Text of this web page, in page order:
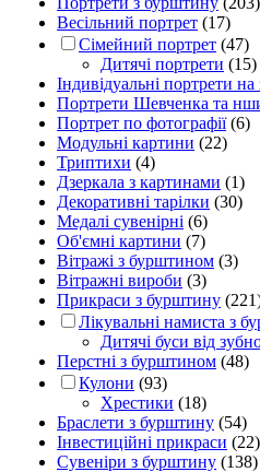
Весільний портрет (17)
Сімейний портрет (47)
Дитячі портрети (15)
Індивідуальні портрети
Портрети Шевченка та
Портрет по фотографії(6)
Модульні картини (22)
Триптихи (4)
Дзеркала з картинами (1)
Декоративні тарілки (30)
Медалі сувенірні (6)
Об'ємні картини (7)
Вітражі з бурштином (3)
Вітражні вироби (3)
Прикраси з бурштину
Лікувальні намиста з
Дитячі буси від
Перстні з бурштином (48)
Кулони (93)
Хрестики (18)
Браслети з бурштину (54)
Інвестиційні прикраси (22)
Сувеніри з бурштину (138)